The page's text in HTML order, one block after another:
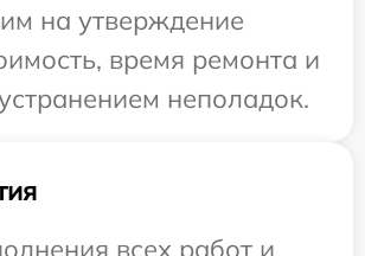
на утверждение
время ремонта и
неполадок.
всех работ и